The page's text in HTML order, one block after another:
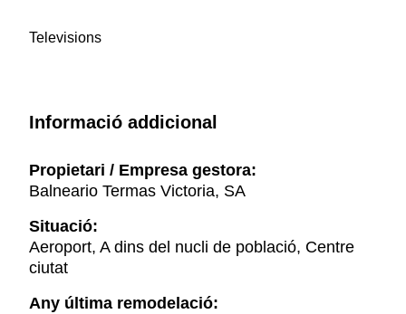
Televisions
Informació addicional
Propietari / Empresa gestora:
Balneario Termas Victoria, SA
Situació:
Aeroport, A dins del nucli de població, Centre
ciutat
Any última remodelació: